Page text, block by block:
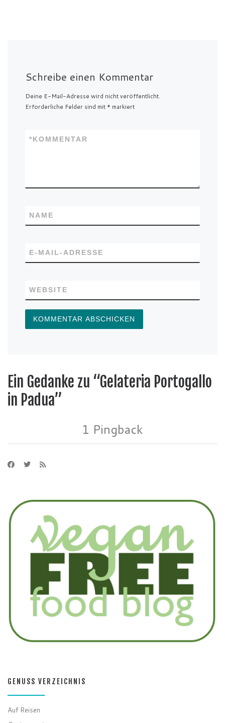
Schreibe einen Kommentar
Deine E-Mail-Adresse wird nicht veröffentlicht.
Erforderliche Felder sind mit * markiert
KOMMENTAR
*
NAME
E-MAIL-ADRESSE
WEBSITE
Ein Gedanke zu “Gelateria Portogallo
in Padua”
1 Pingback
GENUSS VERZEICHNIS
Auf Reisen